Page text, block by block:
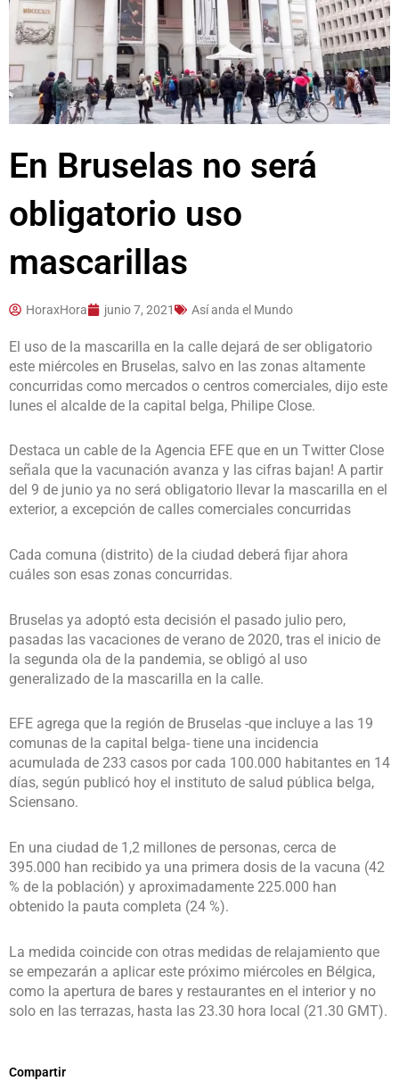
En Bruselas no será
obligatorio uso
mascarillas
HoraxHora junio 7, 2021 Así anda el Mundo
El uso de la mascarilla en la calle dejará de ser obligatorio
este miércoles en Bruselas, salvo en las zonas altamente
concurridas como mercados o centros comerciales, dijo este
lunes el alcalde de la capital belga, Philipe Close.
Destaca un cable de la Agencia EFE que en un Twitter Close
señala que la vacunación avanza y las cifras bajan! A partir
del 9 de junio ya no será obligatorio llevar la mascarilla en el
exterior, a excepción de calles comerciales concurridas
Cada comuna (distrito) de la ciudad deberá fijar ahora
cuáles son esas zonas concurridas.
Bruselas ya adoptó esta decisión el pasado julio pero,
pasadas las vacaciones de verano de 2020, tras el inicio de
la segunda ola de la pandemia, se obligó al uso
generalizado de la mascarilla en la calle.
EFE agrega que la región de Bruselas -que incluye a las 19
comunas de la capital belga- tiene una incidencia
acumulada de 233 casos por cada 100.000 habitantes en 14
días, según publicó hoy el instituto de salud pública belga,
Sciensano.
En una ciudad de 1,2 millones de personas, cerca de
395.000 han recibido ya una primera dosis de la vacuna (42
% de la población) y aproximadamente 225.000 han
obtenido la pauta completa (24 %).
La medida coincide con otras medidas de relajamiento que
se empezarán a aplicar este próximo miércoles en Bélgica,
como la apertura de bares y restaurantes en el interior y no
solo en las terrazas, hasta las 23.30 hora local (21.30 GMT).
Compartir